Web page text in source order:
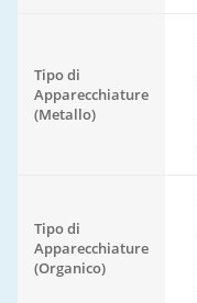
Tipo di
Apparecchiature
(Metallo)
Tipo di
Apparecchiature
(Organico)